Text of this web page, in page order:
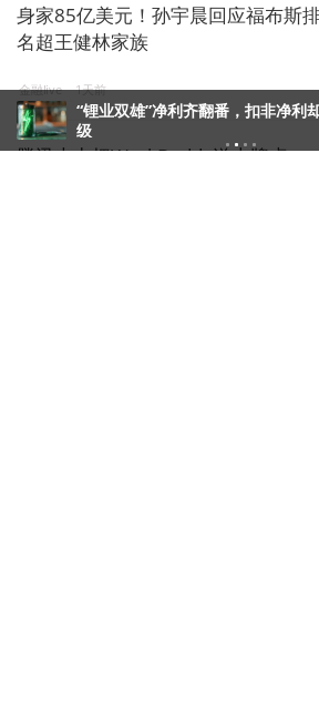
身家85亿美元！孙宇晨回应福布斯
名超王健林家族
金融live 1天前
腾讯大力把WorkBuddy送上牌桌
“锂业双雄”净利齐翻番，扣非净利
级